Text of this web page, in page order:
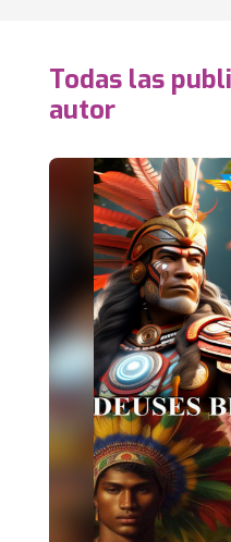
Todas las
autor